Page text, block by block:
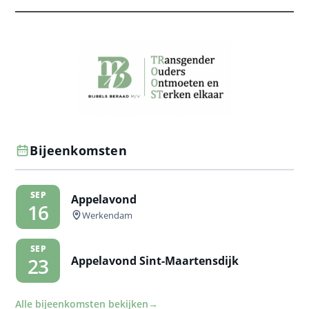
Bijeenkomsten
SEP
16
Appelavond
Werkendam
SEP
23 Appelavond Sint-Maartensdijk
Alle bijeenkomsten bekijken →